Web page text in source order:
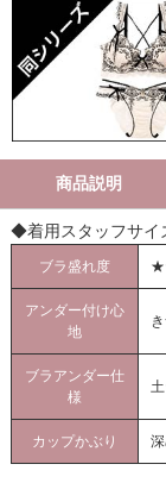
商品説明
◆着用スタッフサイ
ブラ盛れ度
アンダー付け心
地
ブラアンダー仕
様
カップかぶり